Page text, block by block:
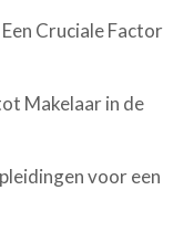
Cruciale Factor
Makelaar in de
voor een